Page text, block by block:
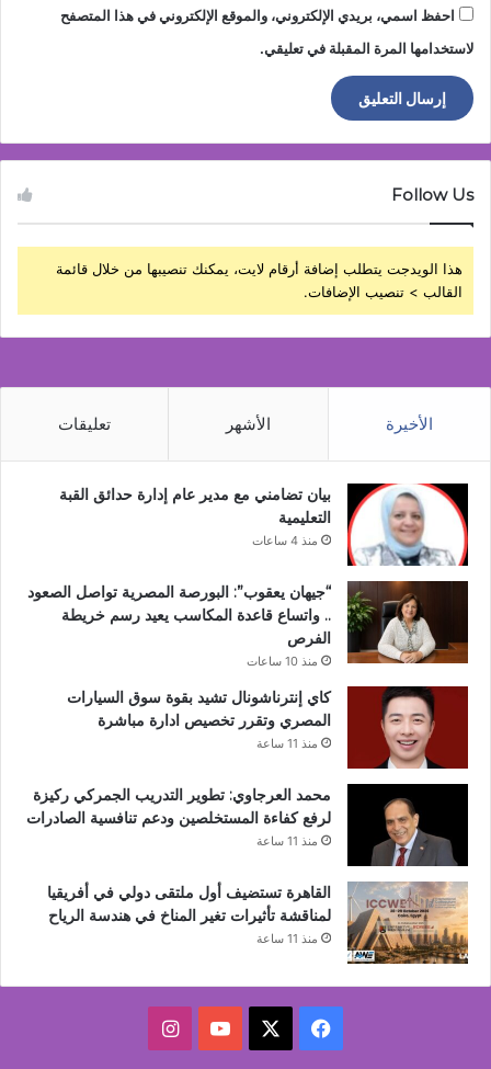
احفظ اسمي، بريدي الإلكتروني، والموقع الإلكتروني في هذا المتصفح
لاستخدامها المرة المقبلة في تعليقي.
Follow Us
هذا الويدجت يتطلب إضافة أرقام لايت، يمكنك تنصيبها من خلال قائمة
القالب > تنصيب الإضافات.
الأخيرة الأشهر تعليقات
بيان تضامني مع مدير عام إدارة حدائق القبة
التعليمية
منذ 4 ساعات
“جيهان يعقوب”: البورصة المصرية تواصل الصعود
.. واتساع قاعدة المكاسب يعيد رسم خريطة
الفرص
منذ 10 ساعات
كاي إنترناشونال تشيد بقوة سوق السيارات
المصري وتقرر تخصيص ادارة مباشرة
منذ 11 ساعة
محمد العرجاوي: تطوير التدريب الجمركي ركيزة
لرفع كفاءة المستخلصين ودعم تنافسية الصادرات
منذ 11 ساعة
القاهرة تستضيف أول ملتقى دولي في أفريقيا
لمناقشة تأثيرات تغير المناخ في هندسة الرياح
منذ 11 ساعة
فيسبوك ‫YouTubeانستقرام